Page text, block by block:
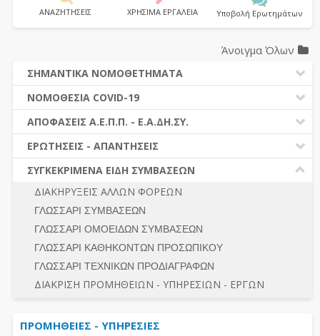
ΑΝΑΖΗΤΗΣΕΙΣ ΧΡΗΣΙΜΑ ΕΡΓΑΛΕΙΑ Υποβολή Ερωτημάτων
Άνοιγμα Όλων
ΣΗΜΑΝΤΙΚΑ ΝΟΜΟΘΕΤΗΜΑΤΑ
ΔΗΜΟΣΙΕΣ ΣΥΜΒΑΣΕΙΣ (Ν. 4412/2016)
ΔΗΜΟΤΙΚΟΣ ΚΩΔΙΚΑΣ (Ν.3463/2006)
ΚΑΛΛΙΚΡΑΤΗΣ (Ν.3852/2010)
ΝΟΜΟΘΕΣΙΑ - ΝΟΜΟΛΟΓΙΑ (ΣΥΝΟΛΟ)
ΝΟΜΟΘΕΣΙΑ COVID-19
ΝΟΜΟΘΕΣΙΑ - ΝΟΜΟΛΟΓΙΑ COVID -19
ΕΡΩΤΗΣΕΙΣ - ΑΠΑΝΤΗΣΕΙΣ
ΑΠΟΦΑΣΕΙΣ Α.Ε.Π.Π. - Ε.Α.ΔΗ.ΣΥ.
ΠΡΟΔΙΚΑΣΤΙΚΗ ΠΡΟΣΦΥΓΗ
ΓΕΝΙΚΟΙ ΚΑΝΟΝΕΣ
ΔΙΚΑΙΟΥΜΕΝΟΙ ΣΥΜΜΕΤΟΧΗΣ
ΠΡΟΣΦΟΡΕΣ – ΔΙΚΑΙΟΛΟΓΗΤΙΚΑ ΣΥΜΜΕΤΟΧΗΣ
ΔΙΕΞΑΓΩΓΗ ΔΙΑΔΙΚΑΣΙΑΣ
ΕΣΗΔΗΣ – ΚΗΜΔΗΣ
ΠΕΡΙΛΗΨΕΙΣ ΑΠΟΦΑΣΕΩΝ Α.Ε.Π.Π. - Ε.Α.ΔΗ.ΣΥ.
ΣΥΝΟΛΟ
ΕΡΩΤΗΣΕΙΣ - ΑΠΑΝΤΗΣΕΙΣ
Ν. 4782/2021 - ΤΡΟΠΟΠΟΙΗΣΗ 4412/2016
ΔΙΕΞΑΓΩΓΗ ΔΙΑΔΙΚΑΣΙΑΣ
ΔΙΑΔΙΚΑΣΙΕΣ ΑΝΑΘΕΣΗΣ
ΓΕΝΙΚΟΙ ΚΑΝΟΝΕΣ
ΠΡΟΕΤΟΙΜΑΣΙΑ - ΔΗΜΟΣΙΟΤΗΤΑ
ΛΟΓΟΙ ΑΠΟΚΛΕΙΣΜΟΥ-ΔΙΚΑΙΟΥΜΕΝΟΙ ΣΥΜΜΕΤΟΧΗΣ
ΠΡΟΣΦΟΡΕΣ - ΔΙΚΑΙΟΛΟΓΗΤΙΚΑ ΣΥΜΜΕΤΟΧΗΣ
ΣΥΓΚΕΚΡΙΜΕΝΑ ΕΙΔΗ ΣΥΜΒΑΣΕΩΝ
ΔΙΑΚΗΡΥΞΕΙΣ ΑΛΛΩΝ ΦΟΡΕΩΝ
ΓΛΩΣΣΑΡΙ ΣΥΜΒΑΣΕΩΝ
ΓΛΩΣΣΑΡΙ ΟΜΟΕΙΔΩΝ ΣΥΜΒΑΣΕΩΝ
ΓΛΩΣΣΑΡΙ ΚΑΘΗΚΟΝΤΩΝ ΠΡΟΣΩΠΙΚΟΥ
ΓΛΩΣΣΑΡΙ ΤΕΧΝΙΚΩΝ ΠΡΟΔΙΑΓΡΑΦΩΝ
ΔΙΑΚΡΙΣΗ ΠΡΟΜΗΘΕΙΩΝ - ΥΠΗΡΕΣΙΩΝ - ΕΡΓΩΝ
ΠΡΟΜΗΘΕΙΕΣ - ΥΠΗΡΕΣΙΕΣ